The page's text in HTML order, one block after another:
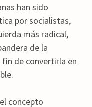
han sido
por socialistas,
más radical,
de la
fin de convertirla en
concepto